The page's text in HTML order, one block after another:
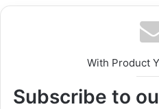
With Product
Subscribe to